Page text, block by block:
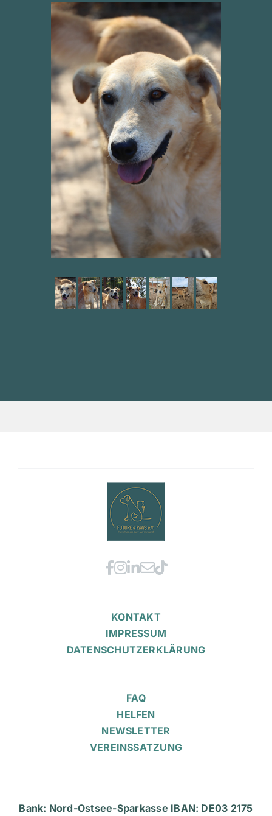
KONTAKT
IMPRESSUM
DATENSCHUTZERKLÄRUNG
FAQ
HELFEN
NEWSLETTER
VEREINSSATZUNG
Bank: Nord-Ostsee-Sparkasse IBAN: DE03 2175